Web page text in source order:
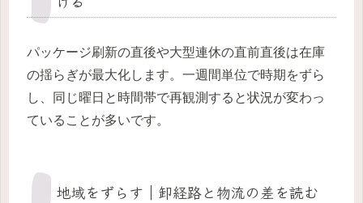
パッケージ刷新の直後や大型連休の直前直後は在庫
の揺らぎが最大化します。一週間単位で時期をずら
し、同じ曜日と時間帯で再観測すると状況が変わっ
ていることが多いです。
地域をずらす｜卸経路と物流の差を読む